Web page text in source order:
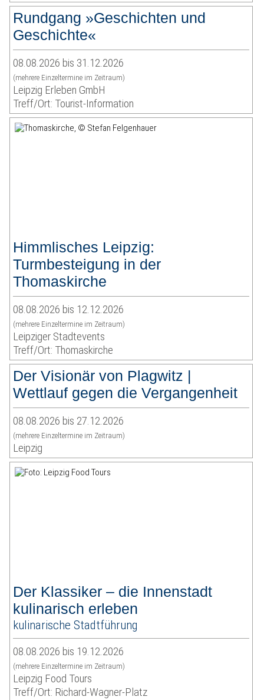
Rundgang »Geschichten und
Geschichte«
08.08.2026 bis 31.12.2026
(mehrere Einzeltermine im Zeitraum)
Leipzig Erleben GmbH
Treff/Ort: Tourist-Information
Himmlisches Leipzig:
Turmbesteigung in der
Thomaskirche
08.08.2026 bis 12.12.2026
(mehrere Einzeltermine im Zeitraum)
Leipziger Stadtevents
Treff/Ort: Thomaskirche
Der Visionär von Plagwitz |
Wettlauf gegen die Vergangenheit
08.08.2026 bis 27.12.2026
(mehrere Einzeltermine im Zeitraum)
Leipzig
Der Klassiker – die Innenstadt
kulinarisch erleben
kulinarische Stadtführung
08.08.2026 bis 19.12.2026
(mehrere Einzeltermine im Zeitraum)
Leipzig Food Tours
Treff/Ort: Richard-Wagner-Platz